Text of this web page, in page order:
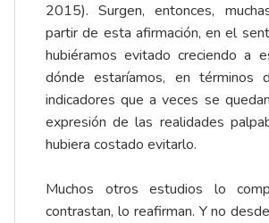
2015). Surgen, entonces,
partir de esta afirmación, en el
hubiéramos evitado creciendo a
dónde estaríamos, en términos
indicadores que a veces se
expresión de las realidades
hubiera costado evitarlo.
Muchos otros estudios lo
contrastan, lo reafirman. Y no